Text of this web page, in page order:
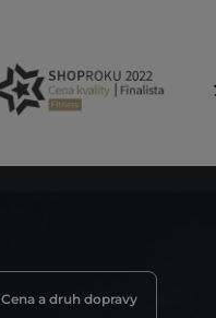
Cena a druh dopravy